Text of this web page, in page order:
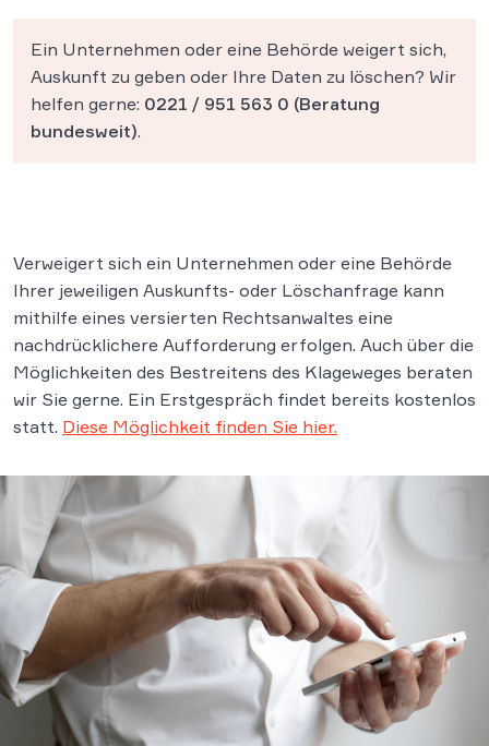
Ein Unternehmen oder eine Behörde weigert sich,
Auskunft zu geben oder Ihre Daten zu löschen? Wir
helfen gerne: 0221 / 951 563 0 (Beratung
bundesweit).
Verweigert sich ein Unternehmen oder eine Behörde
Ihrer jeweiligen Auskunfts- oder Löschanfrage kann
mithilfe eines versierten Rechtsanwaltes eine
nachdrücklichere Aufforderung erfolgen. Auch über die
Möglichkeiten des Bestreitens des Klageweges beraten
wir Sie gerne. Ein Erstgespräch findet bereits kostenlos
statt. Diese Möglichkeit finden Sie hier.